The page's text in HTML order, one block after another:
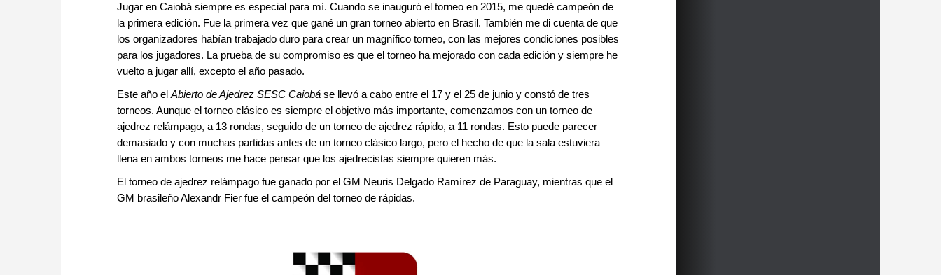
Jugar en Caiobá siempre es especial para mí. Cuando se inauguró el torneo en 2015, me quedé campeón de
la primera edición. Fue la primera vez que gané un gran torneo abierto en Brasil. También me di cuenta de que
los organizadores habían trabajado duro para crear un magnífico torneo, con las mejores condiciones posibles
para los jugadores. La prueba de su compromiso es que el torneo ha mejorado con cada edición y siempre he
vuelto a jugar allí, excepto el año pasado.
Este año el Abierto de Ajedrez SESC Caiobá se llevó a cabo entre el 17 y el 25 de junio y constó de tres
torneos. Aunque el torneo clásico es siempre el objetivo más importante, comenzamos con un torneo de
ajedrez relámpago, a 13 rondas, seguido de un torneo de ajedrez rápido, a 11 rondas. Esto puede parecer
demasiado y con muchas partidas antes de un torneo clásico largo, pero el hecho de que la sala estuviera
llena en ambos torneos me hace pensar que los ajedrecistas siempre quieren más.
El torneo de ajedrez relámpago fue ganado por el GM Neuris Delgado Ramírez de Paraguay, mientras que el
GM brasileño Alexandr Fier fue el campeón del torneo de rápidas.